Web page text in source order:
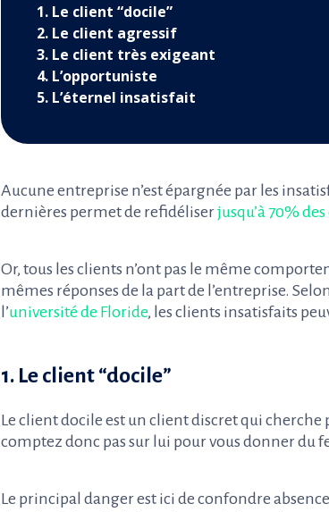
1. Le client “docile”
2. Le client agressif
3. Le client très exigeant
4. L’opportuniste
5. L’éternel insatisfait
Aucune entreprise n’est épargnée par les
dernières permet de refidéliserjusqu’à 70%
Or, tous les clients n’ont pas le même
mêmes réponses de la part de l’entreprise.
l’université de Floride, les clients insatisfaits
1. Le client “docile”
Le client docile est un client discret qui
comptez donc pas sur lui pour vous donner du
Le principal danger est ici de confondre